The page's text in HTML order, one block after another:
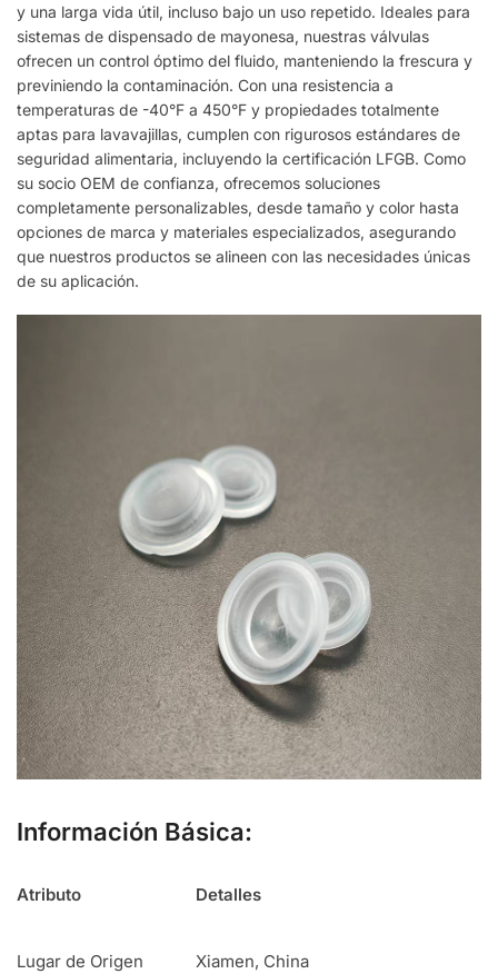
y una larga vida útil, incluso bajo un uso repetido. Ideales para
sistemas de dispensado de mayonesa, nuestras válvulas
ofrecen un control óptimo del fluido, manteniendo la frescura y
previniendo la contaminación. Con una resistencia a
temperaturas de -40°F a 450°F y propiedades totalmente
aptas para lavavajillas, cumplen con rigurosos estándares de
seguridad alimentaria, incluyendo la certificación LFGB. Como
su socio OEM de confianza, ofrecemos soluciones
completamente personalizables, desde tamaño y color hasta
opciones de marca y materiales especializados, asegurando
que nuestros productos se alineen con las necesidades únicas
de su aplicación.
Información Básica:
Atributo Detalles
Lugar de Origen Xiamen, China